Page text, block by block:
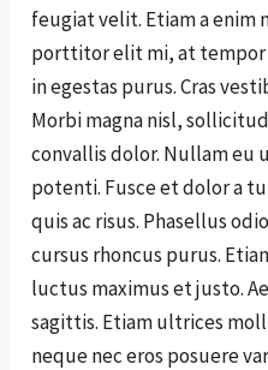
feugiat velit. Etiam a enim
porttitor elit mi, at tempor
in egestas purus. Cras
Morbi magna nisl,
convallis dolor. Nullam eu
potenti. Fusce et dolor a
quis ac risus. Phasellus
cursus rhoncus purus.
luctus maximus et justo.
sagittis. Etiam ultrices
neque nec eros posuere